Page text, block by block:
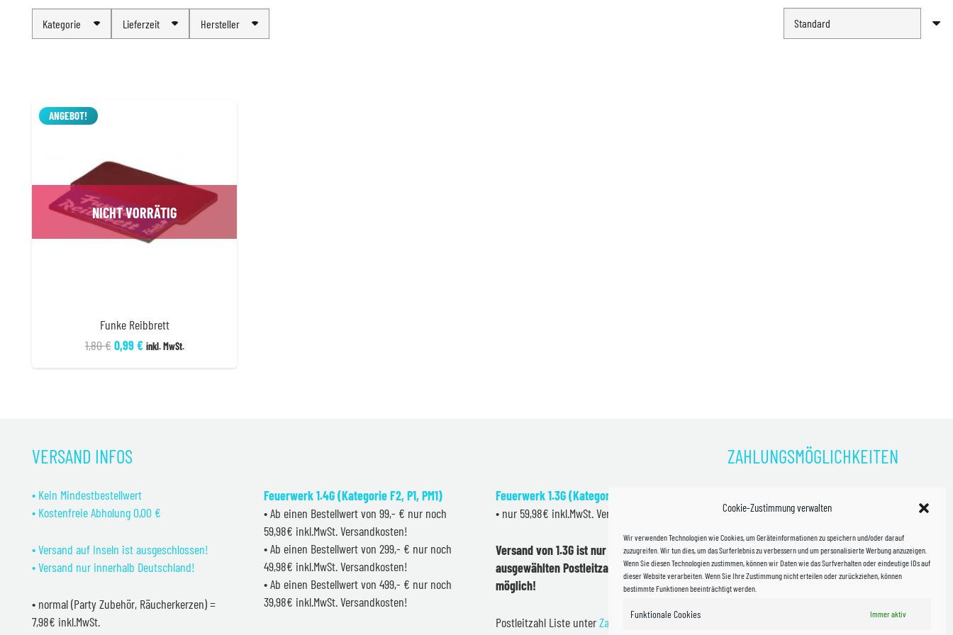
Cookie-Zustimmung verwalten
Wir verwenden Technologien wie Cookies, um Geräteinformationen zu speichern und/oder darauf
zuzugreifen. Wir tun dies, um das Surferlebnis zu verbessern und um personalisierte Werbung anzuzeigen.
Wenn Sie diesen Technologien zustimmen, können wir Daten wie das Surfverhalten oder eindeutige IDs auf
dieser Website verarbeiten. Wenn Sie Ihre Zustimmung nicht erteilen oder zurückziehen, können
bestimmte Funktionen beeinträchtigt werden.
Funktionale Cookies Immer aktiv
Kategorie Lieferzeit Hersteller
ANGEBOT!
NICHT VORRÄTIG
Funke Reibbrett
1,80€ Ursprünglicher
0,99€Aktueller
inkl. MwSt.
VERSAND INFOS
• Kein Mindestbestellwert
• Kostenfreie Abholung 0,00 €
• Versand auf Inseln ist ausgeschlossen!
• Versand nur innerhalb Deutschland!
• normal (Party Zubehör, Räucherkerzen) =
7,98€ inkl.MwSt.
Feuerwerk 1.4G (Kategorie F2, P1, PM1)
• Ab einen Bestellwert von 99,- € nur noch
59,98€ inkl.MwSt. Versandkosten!
• Ab einen Bestellwert von 299,- € nur noch
49,98€ inkl.MwSt. Versandkosten!
• Ab einen Bestellwert von 499,- € nur noch
39,98€ inkl.MwSt. Versandkosten!
Feuerwerk 1.3G (Kategorie F2)
• nur 59,98€ inkl.MwSt. Versandkosten!
Versand von 1.3G ist nur innerhalb
ausgewählten Postleitzahlen in Sachsen
möglich!
Postleitzahl Liste unterZahlung & Versand
ZAHLUNGSMÖGLICHKEITEN